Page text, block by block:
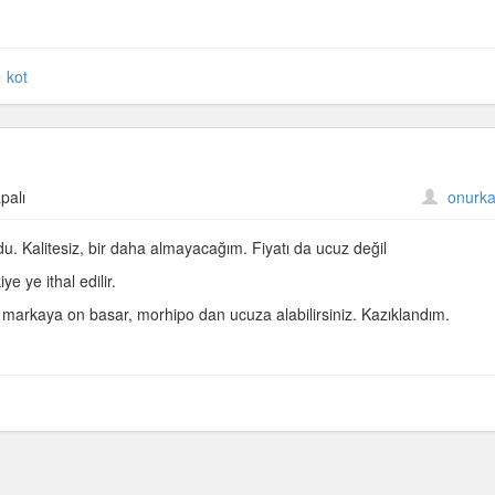
kot
Kalitesiz, bir daha almayacağım. Fiyatı da ucuz değil
ye ithal edilir.
on basar, morhipo dan ucuza alabilirsiniz. Kazıklandım.